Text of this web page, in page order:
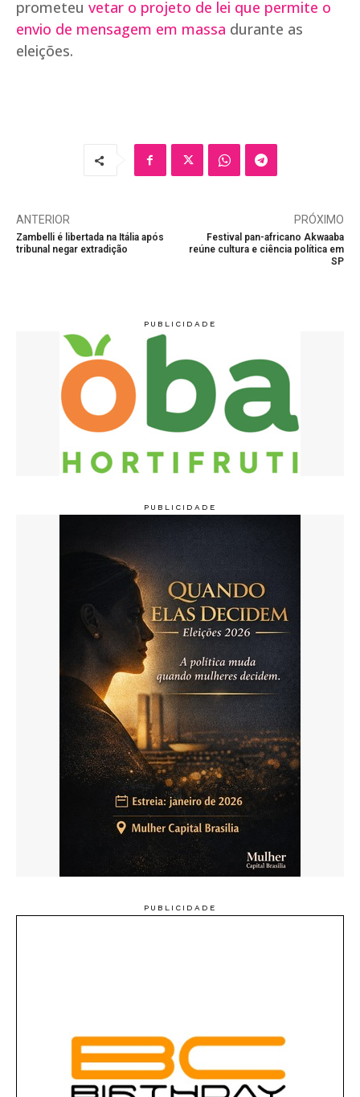
prometeu vetar o projeto de lei que permite o
envio de mensagem em massa durante as
eleições.
ANTERIOR
Zambelli é libertada na Itália após
tribunal negar extradição
PRÓXIMO
Festival pan-africano Akwaaba
reúne cultura e ciência política em
SP